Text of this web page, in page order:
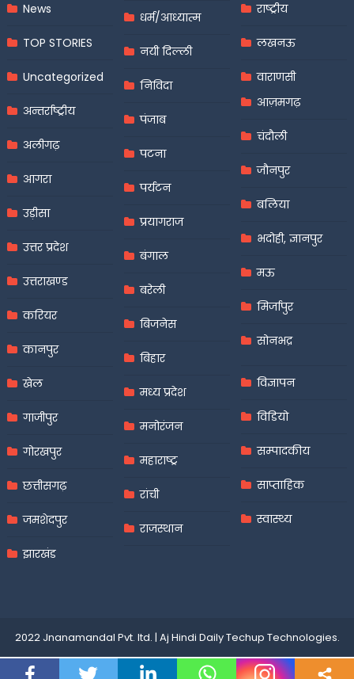
News
TOP STORIES
Uncategorized
अन्तर्राष्ट्रीय
अलीगढ़
आगरा
उड़ीसा
उत्तर प्रदेश
उत्तराखण्ड
करियर
कानपुर
खेल
गाजीपुर
गोरखपुर
छत्तीसगढ़
जमशेदपुर
झारखंड
धर्म/आध्यात्म
नयी दिल्ली
निविदा
पंजाब
पटना
पर्यटन
प्रयागराज
बंगाल
बरेली
बिजनेस
बिहार
मध्य प्रदेश
मनोरंजन
महाराष्ट्र
रांची
राजस्थान
राष्ट्रीय
लखनऊ
वाराणसी
आज़मगढ़
चंदौली
जौनपुर
बलिया
भदोही, ज्ञानपुर
मऊ
मिर्जापुर
सोनभद्र
विज्ञापन
विडियो
सम्पादकीय
साप्ताहिक
स्वास्थ्य
2022 Jnanamandal Pvt. ltd. | Aj Hindi DailyTechup Technologies.